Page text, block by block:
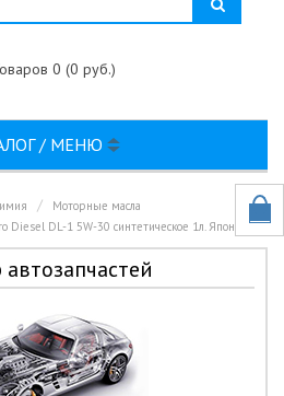
0 (0 руб.)
/ МЕНЮ
Моторные масла
DL-1 5W-30 синтетическое 1л. Япония